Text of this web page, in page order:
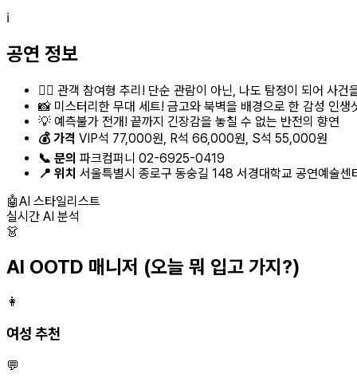
ℹ️
공연 정보
🕵️‍♀️ 관객 참여형 추리! 단순 관람이 아닌, 나도 탐정이 되어 사건
📸 미스터리한 무대 세트! 금고와 북벽을 배경으로 한 감성 인생
💡 예측불가 전개! 끝까지 긴장감을 놓칠 수 없는 반전의 향연
💰 가격 VIP석 77,000원, R석 66,000원, S석 55,000원
📞 문의 파크컴퍼니 02-6925-0419
📍 위치 서울특별시 종로구 동숭길 148 서경대학교 공연예술센
🤖AI 스타일리스트
실시간 AI 분석
👗
AI OOTD 매니저 (오늘 뭐 입고 가지?)
👩
여성 추천
💬